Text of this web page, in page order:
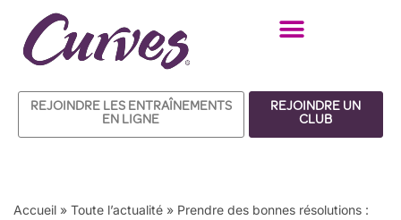
Aller
contenu
REJOINDRE LES ENTRAÎNEMENTS
EN LIGNE
REJOINDRE UN
CLUB
Accueil » Toute l’actualité » Prendre des bonnes résolutions :